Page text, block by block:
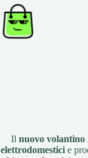
Salta
al
contenuto
Ilnuovo volantino
elettrodomesticie